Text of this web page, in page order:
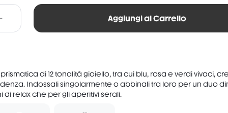
gold
Aggiungi al Carrello
di 12 tonalità gioiello, tra cui blu, rosa e verdi vivaci,
Indossali singolarmente o abbinali tra loro per un duo
di relax che per gli aperitivi serali.